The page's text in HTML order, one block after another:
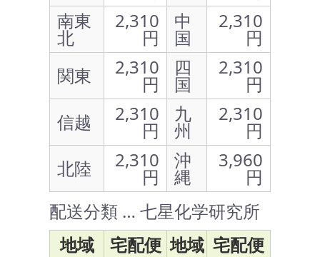
南東
北
2,310
円
中
国
2,310
円
関東
2,310
円
四
国
2,310
円
信越
2,310
円
九
州
2,310
円
北陸
2,310
円
沖
縄
3,960
円
配送分類 … 七星化学研究所
地域
宅配便 地域 宅配便